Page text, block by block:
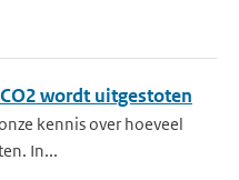
wordt uitgestoten
kennis over hoeveel
In...